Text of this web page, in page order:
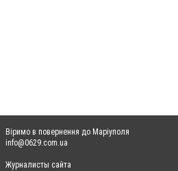
Віримо в повернення до Маріуполя
info@0629.com.ua
Журналисты сайта